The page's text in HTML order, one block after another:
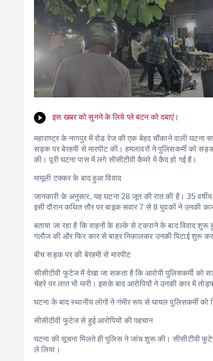
इस खबर को सुनने के लिये प्ले बटन को दबाएं।
महाराष्ट्र के नागपुर में रोड रेज की एक बेहद चौंकाने वाली
सड़क पर बेरहमी से मारपीट की। हमलावरों ने पुलिसकर्मी को
की। पूरी घटना पास में लगे सीसीटीवी कैमरे में कैद हो गई है।
मामूली टक्कर के बाद हुआ विवाद
जानकारी के अनुसार, यह घटना 28 जून की रात की है। 35
इसी दौरान कथित तौर पर बाइक सवार 7 से 8 युवकों ने उनकी
बताया जा रहा है कि वाहनों के हल्के से टकराने के बाद विवाद
गलौज की और फिर कार से बाहर निकालकर उनकी पिटाई शुरू कर
बीच सड़क पर की बेरहमी से मारपीट
सीसीटीवी फुटेज में देखा जा सकता है कि आरोपी पुलिसकर्मी
चेहरे पर लात भी मारी। इसके बाद आरोपियों ने उनकी कार में
घटना के बाद स्थानीय लोगों ने गंभीर रूप से घायल पुलिसकर्मी को
सीसीटीवी फुटेज से हुई आरोपियों की पहचान
घटना की सूचना मिलते ही पुलिस ने जांच शुरू की। सीसीटीवी
ले लिया।